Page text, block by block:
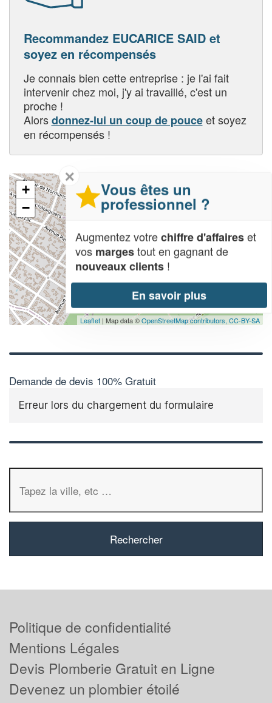
Recommandez EUCARICE SAID et
soyez en récompensés
Je connais bien cette entreprise : je l'ai fait
intervenir chez moi, j'y ai travaillé, c'est un
proche !
Alorsdonnez-lui un coup de pouceet soyez
en récompensés !
+
−
Leaflet | Map data ©OpenStreetMap contributors, CC-BY-SA
Demande de devis 100% Gratuit
Erreur lors du chargement du formulaire
✕
Vous êtes un
professionnel ?
Augmentez votrechiffre d'affaireset
vos margestout en gagnant de
nouveaux clients !
En savoir plus
Politique de confidentialité
Mentions Légales
Devis Plomberie Gratuit en Ligne
Devenez un plombier étoilé